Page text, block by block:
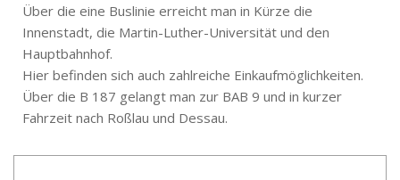
Über die eine Buslinie erreicht man in Kürze die
Innenstadt, die Martin-Luther-Universität und den
Hauptbahnhof.
Hier befinden sich auch zahlreiche Einkaufmöglichkeiten.
Über die B 187 gelangt man zur BAB 9 und in kurzer
Fahrzeit nach Roßlau und Dessau.